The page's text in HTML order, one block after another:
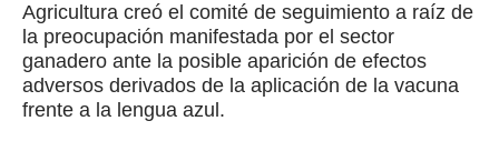
Agricultura creó el comité de seguimiento a raíz de
la preocupación manifestada por el sector
ganadero ante la posible aparición de efectos
adversos derivados de la aplicación de la vacuna
frente a la lengua azul.